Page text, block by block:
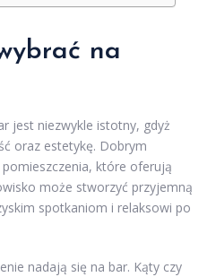
na
jest niezwykle istotny, gdyż
oraz estetykę. Dobrym
które oferują
może stworzyć przyjemną
spotkaniom i relaksowi po
nadają się na bar. Kąty czy